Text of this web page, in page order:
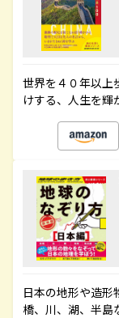
世界を４０年以上
けする、人生を輝
日本の地形や造形
橋、川、湖、半島